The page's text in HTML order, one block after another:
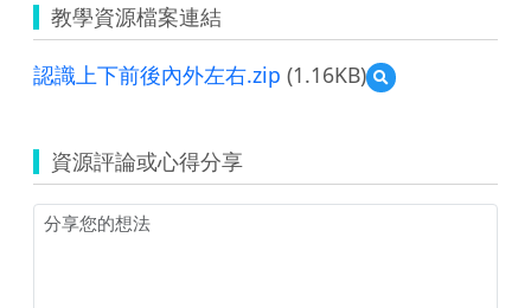
教學資源檔案連結
認識上下前後內外左右.zip (1.16KB)
預
覽
下
前
資源評論或心得分享